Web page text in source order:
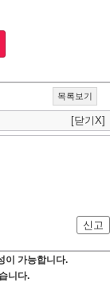
목록보기
[닫기X]
신고
이 가능합니다.
니다.